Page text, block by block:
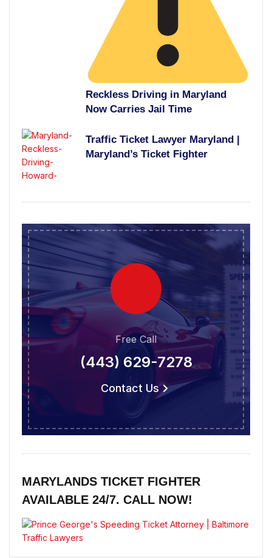
Reckless Driving in Maryland
Now Carries Jail Time
Traffic Ticket Lawyer Maryland |
Maryland’s Ticket Fighter
Free Call
(443) 629-7278
Contact Us
MARYLANDS TICKET FIGHTER
AVAILABLE 24/7. CALL NOW!